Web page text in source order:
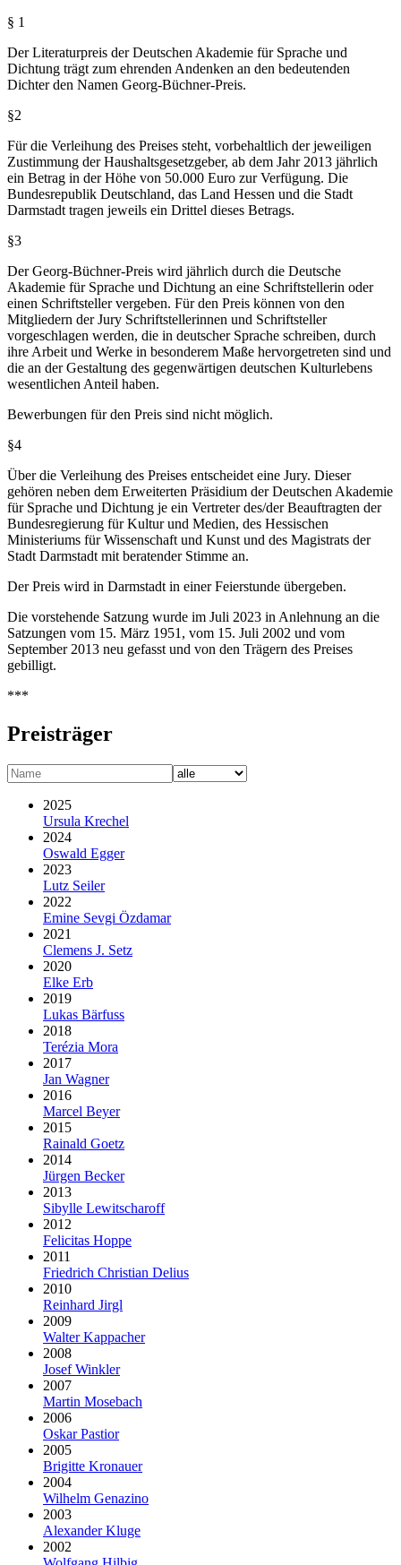
§ 1
Der Literaturpreis der Deutschen Akademie für Sprache und
Dichtung trägt zum ehrenden Andenken an den bedeutenden
Dichter den Namen Georg-Büchner-Preis.
§2
Für die Verleihung des Preises steht, vorbehaltlich der jeweiligen
Zustimmung der Haushaltsgesetzgeber, ab dem Jahr 2013 jährlich
ein Betrag in der Höhe von 50.000 Euro zur Verfügung. Die
Bundesrepublik Deutschland, das Land Hessen und die Stadt
Darmstadt tragen jeweils ein Drittel dieses Betrags.
§3
Der Georg-Büchner-Preis wird jährlich durch die Deutsche
Akademie für Sprache und Dichtung an eine Schriftstellerin oder
einen Schriftsteller vergeben. Für den Preis können von den
Mitgliedern der Jury Schriftstellerinnen und Schriftsteller
vorgeschlagen werden, die in deutscher Sprache schreiben, durch
ihre Arbeit und Werke in besonderem Maße hervorgetreten sind und
die an der Gestaltung des gegenwärtigen deutschen Kulturlebens
wesentlichen Anteil haben.
Bewerbungen für den Preis sind nicht möglich.
§4
Über die Verleihung des Preises entscheidet eine Jury. Dieser
gehören neben dem Erweiterten Präsidium der Deutschen Akademie
für Sprache und Dichtung je ein Vertreter des/der Beauftragten der
Bundesregierung für Kultur und Medien, des Hessischen
Ministeriums für Wissenschaft und Kunst und des Magistrats der
Stadt Darmstadt mit beratender Stimme an.
Der Preis wird in Darmstadt in einer Feierstunde übergeben.
Die vorstehende Satzung wurde im Juli 2023 in Anlehnung an die
Satzungen vom 15. März 1951, vom 15. Juli 2002 und vom
September 2013 neu gefasst und von den Trägern des Preises
gebilligt.
***
Preisträger
2025
Ursula Krechel
2024
Oswald Egger
2023
Lutz Seiler
2022
Emine Sevgi Özdamar
2021
Clemens J. Setz
2020
Elke Erb
2019
Lukas Bärfuss
2018
Terézia Mora
2017
Jan Wagner
2016
Marcel Beyer
2015
Rainald Goetz
2014
Jürgen Becker
2013
Sibylle Lewitscharoff
2012
Felicitas Hoppe
2011
Friedrich Christian Delius
2010
Reinhard Jirgl
2009
Walter Kappacher
2008
Josef Winkler
2007
Martin Mosebach
2006
Oskar Pastior
2005
Brigitte Kronauer
2004
Wilhelm Genazino
2003
Alexander Kluge
2002